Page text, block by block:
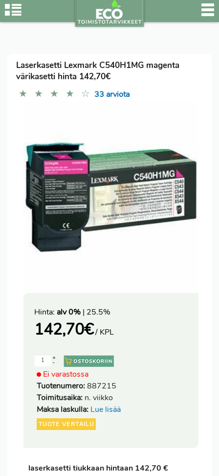
Laserkasetti Lexmark C540H1MG magenta
värikasetti hinta 142,70€
★ ★ ★ ★ ☆ 33 arviota
Hinta: alv 0% | 25.5%
142,70€/ KPL
-
+
Ei varastossa
Tuotenumero:887215
Toimitusaika: n. viikko
Maksa laskulla: Lue lisää
TUOTE VERTAILU
laserkasetti tiukkaan hintaan 142,70 €